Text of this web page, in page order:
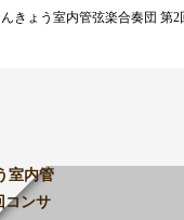
きょう室内管弦楽合奏団 第2
室内管
コンサ